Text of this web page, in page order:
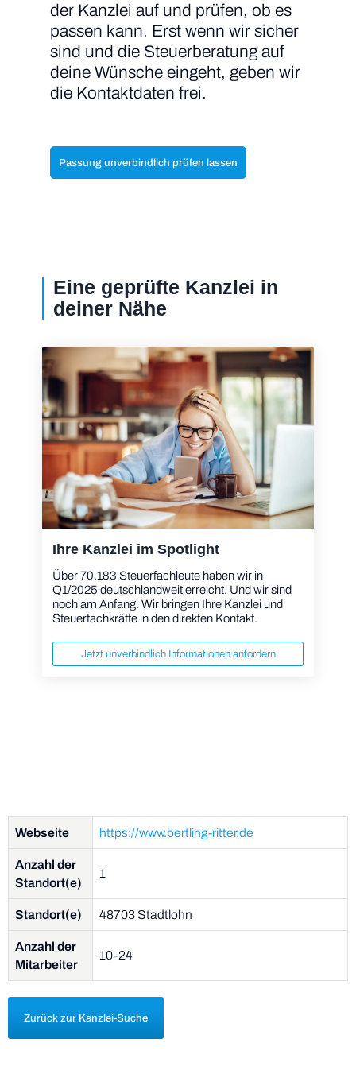
der Kanzlei auf und prüfen, ob es
passen kann. Erst wenn wir sicher
sind und die Steuerberatung auf
deine Wünsche eingeht, geben wir
die Kontaktdaten frei.
Passung unverbindlich prüfen lassen
Eine geprüfte Kanzlei in
deiner Nähe
Ihre Kanzlei im Spotlight
Über 70.183 Steuerfachleute haben wir in
Q1/2025 deutschlandweit erreicht. Und wir sind
noch am Anfang. Wir bringen Ihre Kanzlei und
Steuerfachkräfte in den direkten Kontakt.
Jetzt unverbindlich Informationen anfordern
Webseite https://www.bertling-ritter.de
Anzahl der
Standort(e)
1
Standort(e) 48703 Stadtlohn
Anzahl der
Mitarbeiter
10-24
Zurück zur Kanzlei-Suche